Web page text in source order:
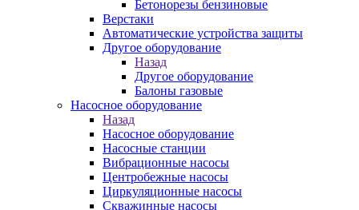
Бетонорезы бензиновые
Верстаки
Автоматические устройства защиты
Другое оборудование
Назад
Другое оборудование
Балоны газовые
Насосное оборудование
Назад
Насосное оборудование
Насосные станции
Вибрационные насосы
Центробежные насосы
Циркуляционные насосы
Скважинные насосы